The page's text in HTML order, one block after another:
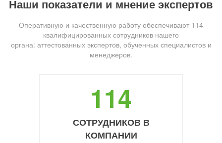
Наши показатели и мнение экспертов
Оперативную и качественную работу обеспечивают 114
квалифицированных сотрудников нашего
органа: аттестованных экспертов, обученных специалистов и
менеджеров.
114
СОТРУДНИКОВ В
КОМПАНИИ